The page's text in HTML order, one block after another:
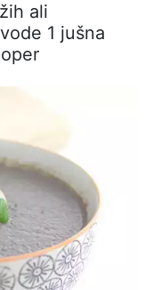
ali
1 jušna